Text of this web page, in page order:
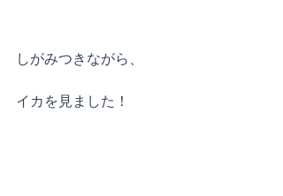
しがみつきながら、
イカを見ました！